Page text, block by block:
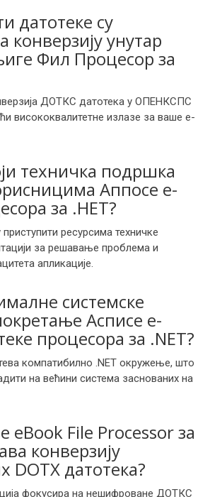
датотеке су
конверзију унутар
Фил Процесор за
ДОТКС датотека у ОПЕНКСПС
висококвалитетне излазе за ваше е-
техничка подршка
Аппосе е-
за .НЕТ?
ресурсима техничке
за решавање проблема и
апликације.
системске
Асписе е-
процесора за .NET?
компатибилно .NET окружење, што
на већини система заснованих на
eBook File Processor за
конверзију
датотека?
фокусира на нешифроване ДОТКС